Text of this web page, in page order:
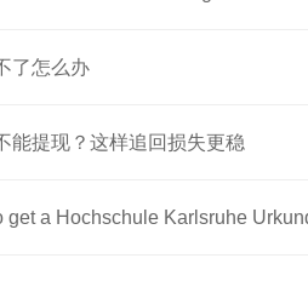
了怎么办
能提现？这样追回损失更稳
get a Hochschule Karlsruhe